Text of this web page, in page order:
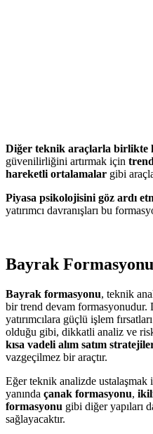
Diğer teknik araçlarla birlikte
güvenilirliğini artırmak için
hareketli ortalamalar gibi
Piyasa psikolojisini göz ardı
yatırımcı davranışları bu
Bayrak Formasyonu
Bayrak formasyonu, teknik
bir trend devam
yatırımcılara güçlü işlem
olduğu gibi, dikkatli analiz ve
kısa vadeli alım satım
vazgeçilmez bir araçtır.
Eğer teknik analizde ustalaşmak
yanında çanak formasyonu,
formasyonu gibi diğer yapıları
sağlayacaktır.